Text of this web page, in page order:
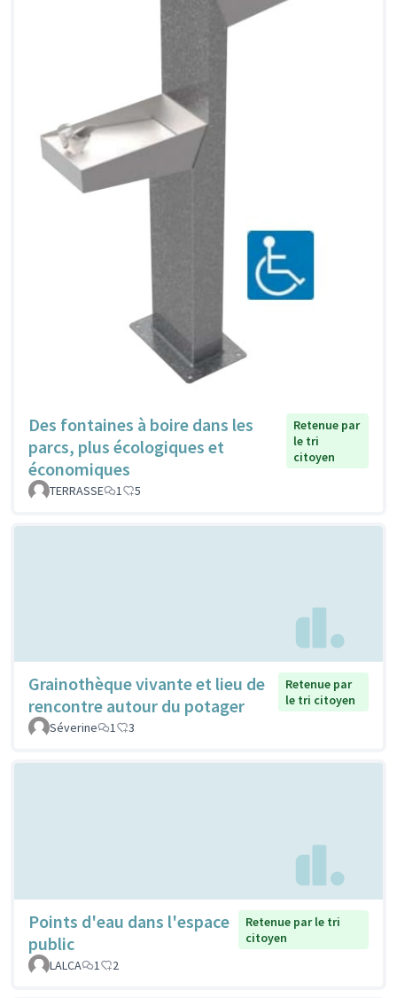
Des fontaines à boire dans les
parcs, plus écologiques et
économiques
Retenue par
le tri
citoyen
TERRASSE 1 5
Grainothèque vivante et lieu de
rencontre autour du potager
Retenue par
le tri citoyen
Séverine
1 3
Points d'eau dans l'espace
public
Retenue par le tri
citoyen
LALCA
1 2